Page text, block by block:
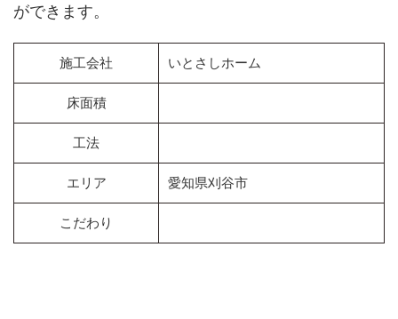
ができます。
施工会社 いとさしホーム
床面積
工法
エリア 愛知県刈谷市
こだわり